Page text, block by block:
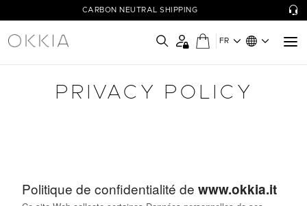
CARBON NEUTRAL SHIPPING
FR
PRIVACY POLICY